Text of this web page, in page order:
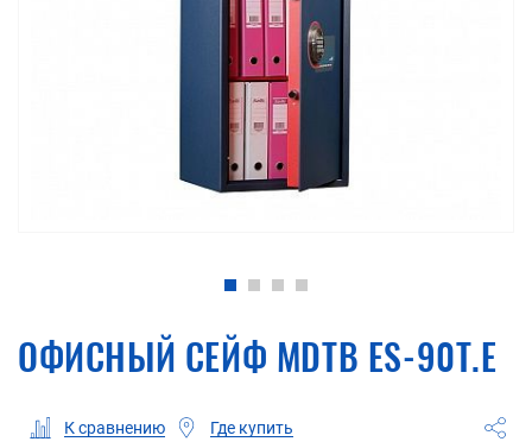
ОФИСНЫЙ СЕЙФ MDTB ES-90Т.Е
К сравнению Где купить